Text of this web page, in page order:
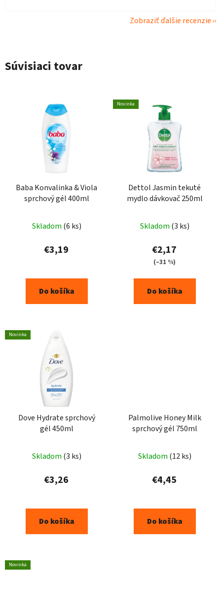
Zobraziť ďalšie recenzie
Súvisiaci tovar
Baba Konvalinka & Viola
sprchový gél 400ml
Skladom (6 ks)
€3,19
Do košíka
Novinka
Dettol Jasmin tekuté
mydlo dávkovač 250ml
Skladom (3 ks)
€2,17
(–31 %)
Do košíka
Novinka
Dove Hydrate sprchový
gél 450ml
Skladom (3 ks)
€3,26
Do košíka
Palmolive Honey Milk
sprchový gél 750ml
Skladom (12 ks)
€4,45
Do košíka
Novinka